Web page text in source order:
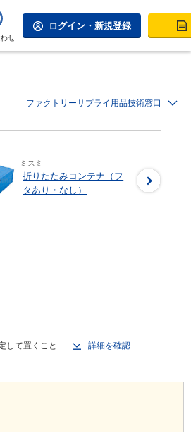
ログイン・新規登録
せ
ファクトリーサプライ用品技術窓口
ミスミ
折りたたみコンテナ（フ
タあり・なし）
して置くこと...
詳細を確認